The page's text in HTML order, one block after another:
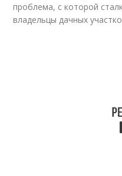
проблема, с которой
владельцы дачных